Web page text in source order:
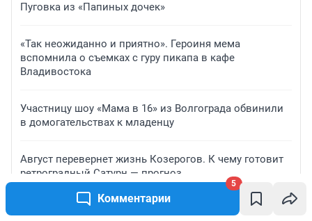
Комментарии
5
Пуговка из «Папиных дочек»
«Так неожиданно и приятно». Героиня мема
вспомнила о съемках с гуру пикапа в кафе
Владивостока
Участницу шоу «Мама в 16» из Волгограда обвинили
в домогательствах к младенцу
Август перевернет жизнь Козерогов. К чему готовит
ретроградный Сатурн — прогноз